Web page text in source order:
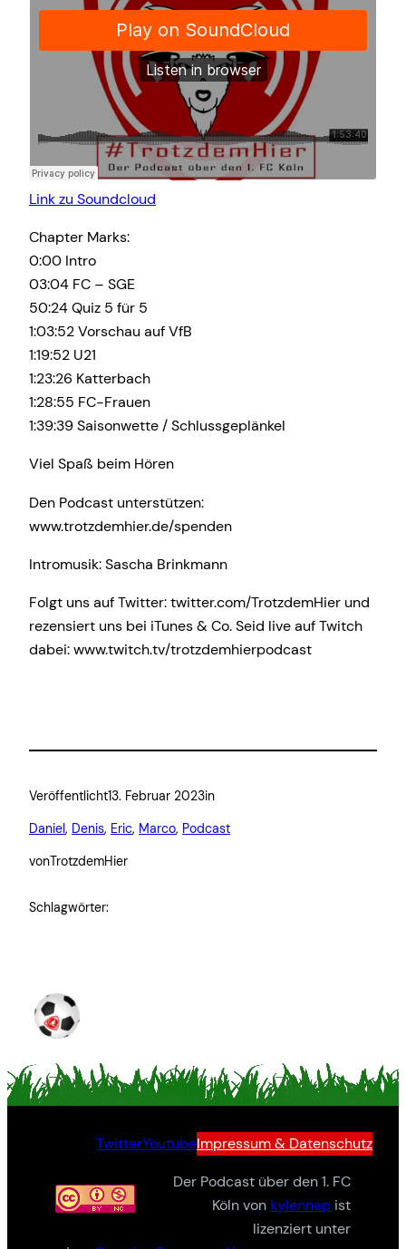
Link zu Soundcloud
Chapter Marks:
0:00 Intro
03:04 FC – SGE
50:24 Quiz 5 für 5
1:03:52 Vorschau auf VfB
1:19:52 U21
1:23:26 Katterbach
1:28:55 FC-Frauen
1:39:39 Saisonwette / Schlussgeplänkel
Viel Spaß beim Hören
Den Podcast unterstützen:
www.trotzdemhier.de/spenden
Intromusik: Sascha Brinkmann
Folgt uns auf Twitter: twitter.com/TrotzdemHier und
rezensiert uns bei iTunes & Co. Seid live auf Twitch
dabei: www.twitch.tv/trotzdemhierpodcast
Veröffentlicht13. Februar 2023in
Daniel, Denis, Eric, Marco, Podcast
vonTrotzdemHier
Schlagwörter:
TwitterYoutubeImpressum & Datenschutz
Der Podcast über den 1. FC
Köln von kylennep ist
lizenziert unter